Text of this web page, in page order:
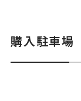
購入駐車場